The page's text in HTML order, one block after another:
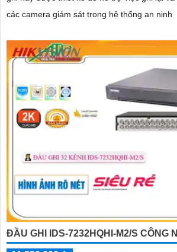
các camera giám sát trong hệ thống an ninh
ĐẦU GHI IDS-7232HQHI-M2/S CÔNG